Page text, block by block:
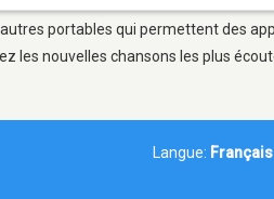
portables qui permettent des
les nouvelles chansons les plus
Langue: Français